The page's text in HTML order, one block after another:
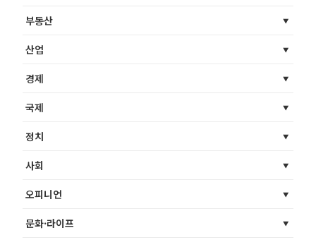
부동산
산업
경제
국제
정치
사회
오피니언
문화·라이프